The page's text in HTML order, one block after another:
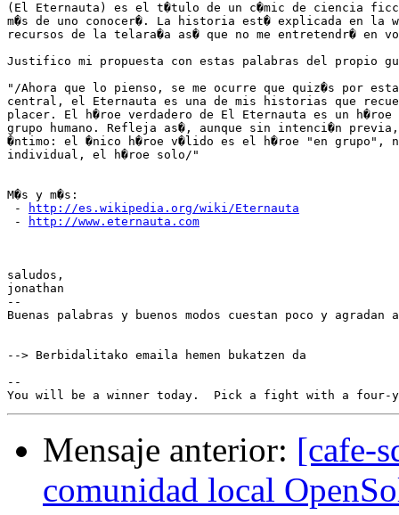
(El Eternauta) es el t�tulo de un c�mic de ciencia
m�s de uno conocer�. La historia est� explicada en
recursos de la telara�a as� que no me entretendr� en
Justifico mi propuesta con estas palabras del propio
"/Ahora que lo pienso, se me ocurre que quiz�s por
central, el Eternauta es una de mis historias que
placer. El h�roe verdadero de El Eternauta es un
grupo humano. Refleja as�, aunque sin intenci�n
�ntimo: el �nico h�roe v�lido es el h�roe "en grupo",
individual, el h�roe solo/"
M�s y m�s:
-
http://es.wikipedia.org/wiki/Eternauta
-
http://www.eternauta.com
saludos,
jonathan
--
Buenas palabras y buenos modos cuestan poco y agradan
--> Berbidalitako emaila hemen bukatzen da
--
Mensaje anterior: [cafe-
comunidad local